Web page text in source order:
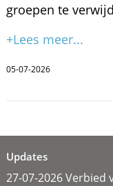
groepen te
+Lees meer...
05-07-2026
Updates
27-07-2026